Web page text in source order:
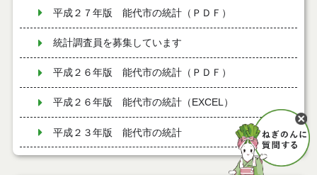
平成２７年版 能代市の統計（ＰＤＦ）
統計調査員を募集しています
平成２６年版 能代市の統計（ＰＤＦ）
平成２６年版 能代市の統計（EXCEL）
平成２３年版 能代市の統計